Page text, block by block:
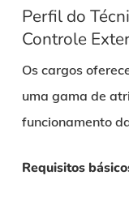
Perfil do
Controle
Os cargos
uma gama de
funcionamento
Requisitos